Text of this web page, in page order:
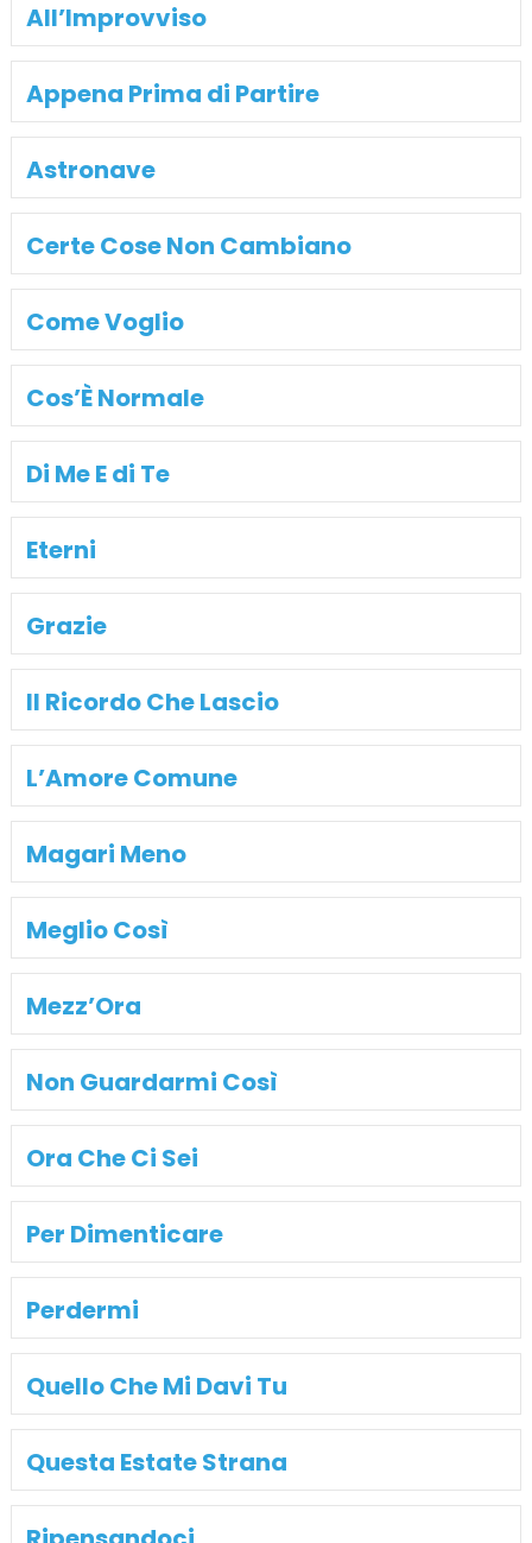
All’Improvviso
Appena Prima di Partire
Astronave
Certe Cose Non Cambiano
Come Voglio
Cos’È Normale
Di Me E di Te
Eterni
Grazie
Il Ricordo Che Lascio
L’Amore Comune
Magari Meno
Meglio Così
Mezz’Ora
Non Guardarmi Così
Ora Che Ci Sei
Per Dimenticare
Perdermi
Quello Che Mi Davi Tu
Questa Estate Strana